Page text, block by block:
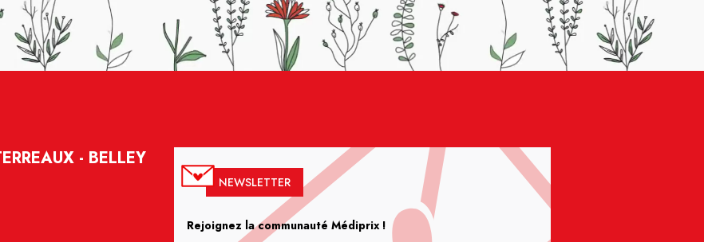
- BELLEY
NEWSLETTER
Rejoignez la communauté Médiprix !